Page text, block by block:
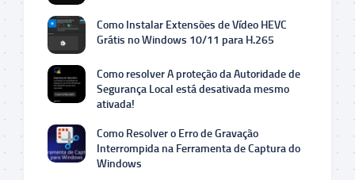
Como Instalar Extensões de Vídeo HEVC
Grátis no Windows 10/11 para H.265
Como resolver A proteção da Autoridade de
Segurança Local está desativada mesmo
ativada!
Como Resolver o Erro de Gravação
Interrompida na Ferramenta de Captura do
Windows